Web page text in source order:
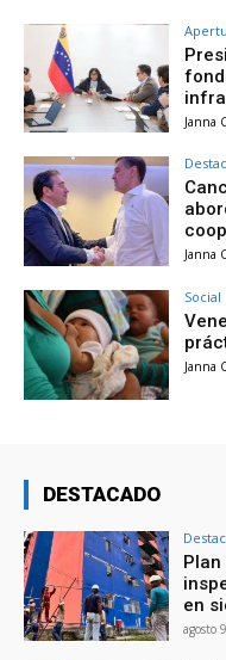
Janna
Janna
Social
Janna
DESTACADO
Plan
en
agosto